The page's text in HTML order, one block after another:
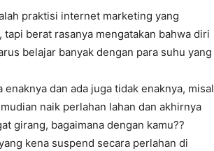
praktisi internet marketing yang
berat rasanya mengatakan bahwa diri
belajar banyak dengan para suhu yang
dan ada juga tidak enaknya, misal
naik perlahan lahan dan akhirnya
girang, bagaimana dengan kamu??
kena suspend secara perlahan di